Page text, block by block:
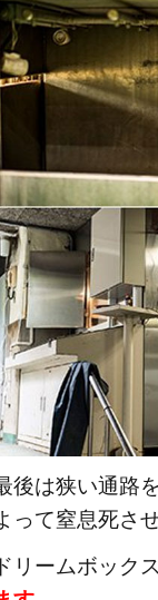
は狭い通路
て窒息死さ
ームボックス